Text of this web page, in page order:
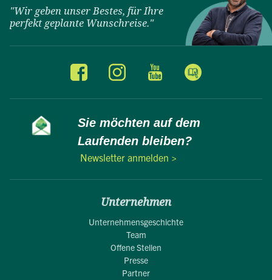
"Wir geben unser Bestes, für Ihre
perfekt geplante Wunschreise."
Sie möchten auf dem
Laufenden bleiben?
Newsletter anmelden >
Unternehmen
Unternehmensgeschichte
Team
Offene Stellen
Presse
Partner